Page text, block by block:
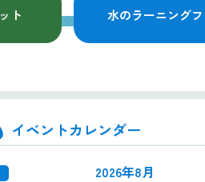
水のラー
日本語
ト 水のラーニング
イベントカレンダー
2026年8月